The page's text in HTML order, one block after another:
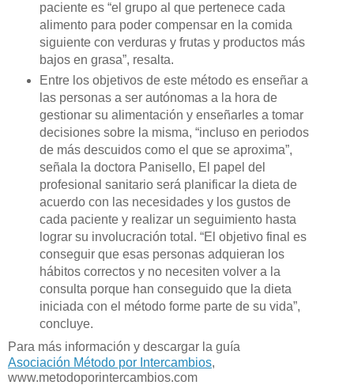
paciente es “el grupo al que pertenece cada
alimento para poder compensar en la comida
siguiente con verduras y frutas y productos más
bajos en grasa”, resalta.
Entre los objetivos de este método es enseñar a
las personas a ser autónomas a la hora de
gestionar su alimentación y enseñarles a tomar
decisiones sobre la misma, “incluso en periodos
de más descuidos como el que se aproxima”,
señala la doctora Panisello, El papel del
profesional sanitario será planificar la dieta de
acuerdo con las necesidades y los gustos de
cada paciente y realizar un seguimiento hasta
lograr su involucración total. “El objetivo final es
conseguir que esas personas adquieran los
hábitos correctos y no necesiten volver a la
consulta porque han conseguido que la dieta
iniciada con el método forme parte de su vida”,
concluye.
Para más información y descargar la guía
Asociación Método por Intercambios,
www.metodoporintercambios.com